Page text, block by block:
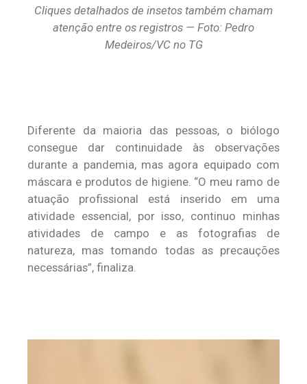
Cliques detalhados de insetos também chamam
atenção entre os registros — Foto: Pedro
Medeiros/VC no TG
Diferente da maioria das pessoas, o biólogo
consegue dar continuidade às observações
durante a pandemia, mas agora equipado com
máscara e produtos de higiene. “O meu ramo de
atuação profissional está inserido em uma
atividade essencial, por isso, continuo minhas
atividades de campo e as fotografias de
natureza, mas tomando todas as precauções
necessárias”, finaliza.